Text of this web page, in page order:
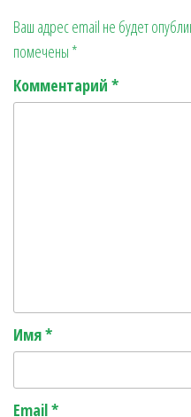
t m ge
Ваш адрес email не будет
помечены *
Комментарий *
Имя*
Email*